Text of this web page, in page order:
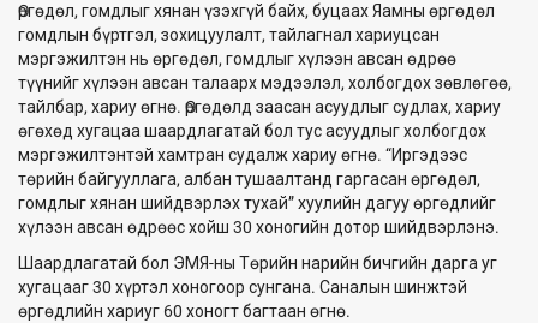
Өргөдөл, гомдлыг хянан үзэхгүй байх, буцаах Яамны өргөдөл
гомдлын бүртгэл, зохицуулалт, тайлагнал хариуцсан
мэргэжилтэн нь өргөдөл, гомдлыг хүлээн авсан өдрөө
түүнийг хүлээн авсан талаарх мэдээлэл, холбогдох зөвлөгөө,
тайлбар, хариу өгнө. Өргөдөлд заасан асуудлыг судлах, хариу
өгөхөд хугацаа шаардлагатай бол тус асуудлыг холбогдох
мэргэжилтэнтэй хамтран судалж хариу өгнө. “Иргэдээс
төрийн байгууллага, албан тушаалтанд гаргасан өргөдөл,
гомдлыг хянан шийдвэрлэх тухай” хуулийн дагуу өргөдлийг
хүлээн авсан өдрөөс хойш 30 хоногийн дотор шийдвэрлэнэ.
Шаардлагатай бол ЭМЯ-ны Төрийн нарийн бичгийн дарга уг
хугацааг 30 хүртэл хоногоор сунгана. Саналын шинжтэй
өргөдлийн хариуг 60 хоногт багтаан өгнө.